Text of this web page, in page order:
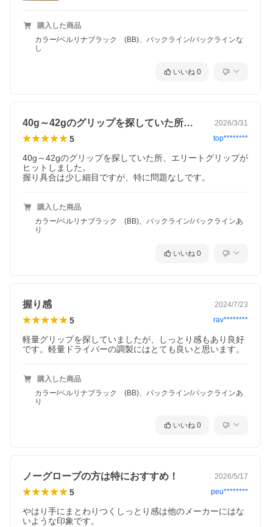
購入した商品
カラー/ベルリナブラック (BB)、バックライン/バックラインな
し
いいね 0
40g～42gのグリップを探していた所… 2026/3/31
5 top********
40g～42gのグリップを探していた所、エリートグリップが
ヒットしました。
握り具合は少し細目ですが、特に問題なしです。
購入した商品
カラー/ベルリナブラック (BB)、バックライン/バックラインあ
り
いいね 0
握り感 2024/7/23
5 rav********
軽量グリップを探していましたが、しっとり感もあり良好
です。軽量ドライバーの調製にはとても良いと思います。
購入した商品
カラー/ベルリナブラック (BB)、バックライン/バックラインあ
り
いいね 0
ノーグローブの方は特におすすめ！ 2026/5/17
5 peu********
やはり手にまとわりつくしっとり感は他のメーカーにはな
いような印象です。